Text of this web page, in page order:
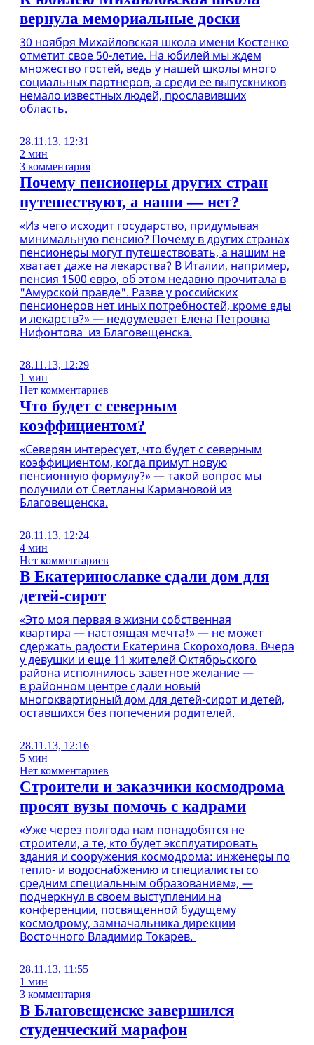
вернула мемориальные доски
30 ноября Михайловская школа имени Костенко
отметит свое 50-летие. На юбилей мы ждем
множество гостей, ведь у нашей школы много
социальных партнеров, а среди ее выпускников
немало известных людей, прославивших
область.
28.11.13, 12:31
2 мин
3 комментария
Почему пенсионеры других стран
путешествуют, а наши — нет?
«Из чего исходит государство, придумывая
минимальную пенсию? Почему в других странах
пенсионеры могут путешествовать, а нашим не
хватает даже на лекарства? В Италии, например,
пенсия 1500 евро, об этом недавно прочитала в
"Амурской правде". Разве у российских
пенсионеров нет иных потребностей, кроме еды
и лекарств?» — недоумевает Елена Петровна
Нифонтова из Благовещенска.
28.11.13, 12:29
1 мин
Нет комментариев
Что будет с северным
коэффициентом?
«Северян интересует, что будет с северным
коэффициентом, когда примут новую
пенсионную формулу?» — такой вопрос мы
получили от Светланы Кармановой из
Благовещенска.
28.11.13, 12:24
4 мин
Нет комментариев
В Екатеринославке сдали дом для
детей-сирот
«Это моя первая в жизни собственная
квартира — настоящая мечта!» — не может
сдержать радости Екатерина Скороходова. Вчера
у девушки и еще 11 жителей Октябрьского
района исполнилось заветное желание —
в районном центре сдали новый
многоквартирный дом для детей-сирот и детей,
оставшихся без попечения родителей.
28.11.13, 12:16
5 мин
Нет комментариев
Строители и заказчики космодрома
просят вузы помочь с кадрами
«Уже через полгода нам понадобятся не
строители, а те, кто будет эксплуатировать
здания и сооружения космодрома: инженеры по
тепло- и водоснабжению и специалисты со
средним специальным образованием», —
подчеркнул в своем выступлении на
конференции, посвященной будущему
космодрому, замначальника дирекции
Восточного Владимир Токарев.
28.11.13, 11:55
1 мин
3 комментария
В Благовещенске завершился
студенческий марафон